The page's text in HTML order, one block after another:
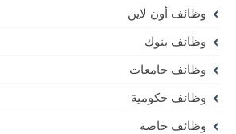
وظائف أون لاين
وظائف بنوك
وظائف جامعات
وظائف حكومية
وظائف خاصة